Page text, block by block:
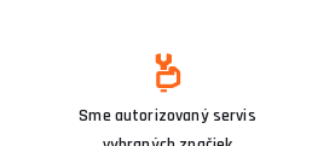
Sme autorizovaný servis